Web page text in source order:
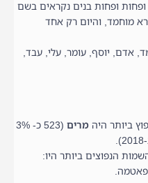
ופחות בנים נקראים בשם
מוחמד, והיום רק אחד
אדם, יוסף, עומר, עלי, עבד,
ביותר היה מרים
(523 כ- 3%
הנפוצים ביותר היו: